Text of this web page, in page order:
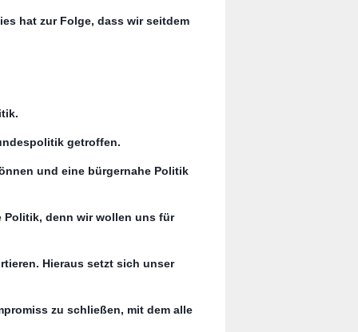
hat zur Folge, dass wir seitdem
getroffen.
und eine bürgernahe Politik
Politik, denn wir wollen uns für
Hieraus setzt sich unser
zu schließen, mit dem alle